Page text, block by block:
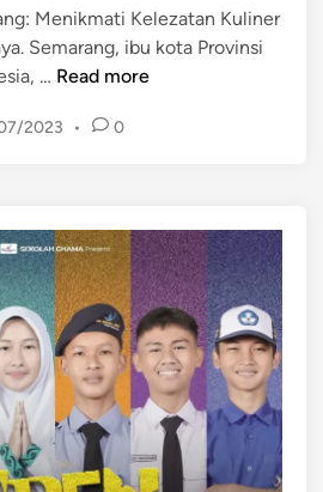
Menikmati Kelezatan Kuliner
Semarang, ibu kota Provinsi
… K
T
M
P
I
A
S
M
A
R
Read more
2023 • 0